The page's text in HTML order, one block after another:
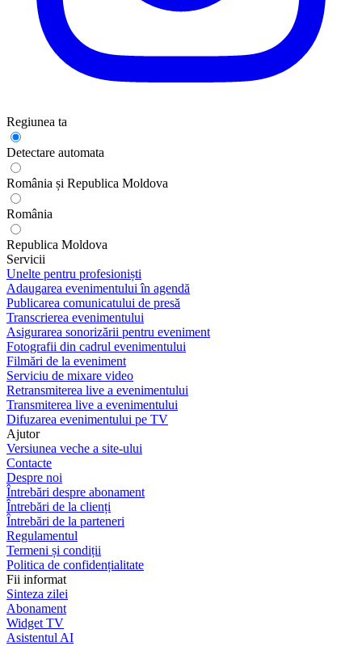
Regiunea ta
Detectare automata
România și Republica Moldova
România
Republica Moldova
Servicii
Unelte pentru profesioniști
Adaugarea evenimentului în agendă
Publicarea comunicatului de presă
Transcrierea evenimentului
Asigurarea sonorizării pentru eveniment
Fotografii din cadrul evenimentului
Filmări de la eveniment
Serviciu de mixare video
Retransmiterea live a evenimentului
Transmiterea live a evenimentului
Difuzarea evenimentului pe TV
Ajutor
Versiunea veche a site-ului
Contacte
Despre noi
Întrebări despre abonament
Întrebări de la clienți
Întrebări de la parteneri
Regulamentul
Termeni și condiții
Politica de confidențialitate
Fii informat
Sinteza zilei
Abonament
Widget TV
Asistentul AI